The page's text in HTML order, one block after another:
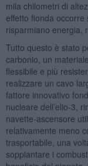
mila chilometri di
effetto fionda
risparmiano energia,
Tutto questo è stato
carbonio, un
flessibile e più
realizzare un cavo
fattore innovativo
nucleare dell’elio-3,
navette-ascensore
relativamente meno
trasportabile, una
soppiantare i